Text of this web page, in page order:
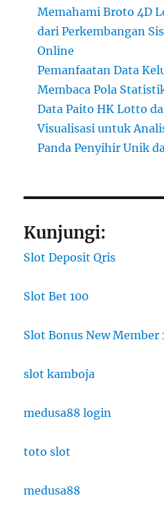
Memahami Broto 4D
dari Perkembangan
Online
Pemanfaatan Data
Membaca Pola
Data Paito HK Lotto
Visualisasi untuk
Panda Penyihir Unik
Kunjungi:
Slot Deposit Qris
Slot Bet 100
Slot Bonus New Member
slot kamboja
medusa88 login
toto slot
medusa88